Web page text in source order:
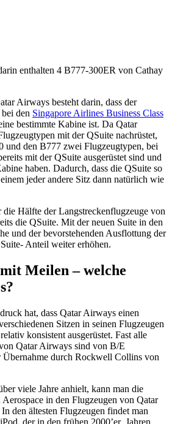
enthalten 4 B777-300ER von Cathay
Airways besteht darin, dass der
den Singapore Airlines Business Class
bestimmte Kabine ist. Da Qatar
mit der QSuite nachrüstet,
und den B777 zwei Flugzeugtypen, bei
mit der QSuite ausgerüstet sind und
haben. Dadurch, dass die QSuite so
jeder andere Sitz dann natürlich wie
Hälfte der Langstreckenflugzeuge von
die QSuite. Mit der neuen Suite in den
und der bevorstehenden Ausflottung der
Anteil weiter erhöhen.
Meilen – welche
hat, dass Qatar Airways einen
Sitzen in seinen Flugzeugen
konsistent ausgerüstet. Fast alle
Qatar Airways sind von B/E
Übernahme durch Rockwell Collins von
viele Jahre anhielt, kann man die
in den Flugzeugen von Qatar
den ältesten Flugzeugen findet man
der in den frühen 2000’er Jahren